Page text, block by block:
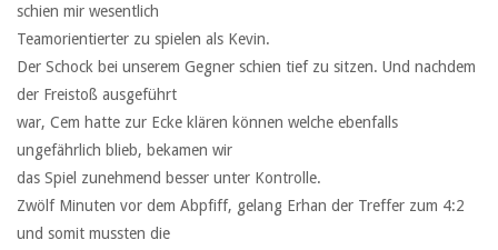
schien mir wesentlich
Teamorientierter zu spielen als Kevin.
Der Schock bei unserem Gegner schien tief zu sitzen. Und nachdem
der Freistoß ausgeführt
war, Cem hatte zur Ecke klären können welche ebenfalls
ungefährlich blieb, bekamen wir
das Spiel zunehmend besser unter Kontrolle.
Zwölf Minuten vor dem Abpfiff, gelang Erhan der Treffer zum 4:2
und somit mussten die